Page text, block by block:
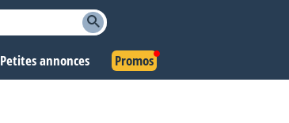
Petites annonces Promos